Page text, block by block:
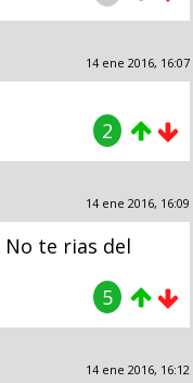
14 ene 2016, 16:07
2
14 ene 2016, 16:09
No te rias del
5
14 ene 2016, 16:12